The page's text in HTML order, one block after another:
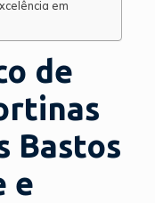
em
de
Bastos
e